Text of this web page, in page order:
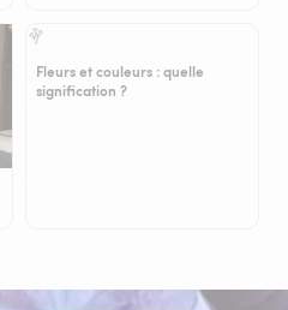
Fleurs et couleurs : quelle
signification ?